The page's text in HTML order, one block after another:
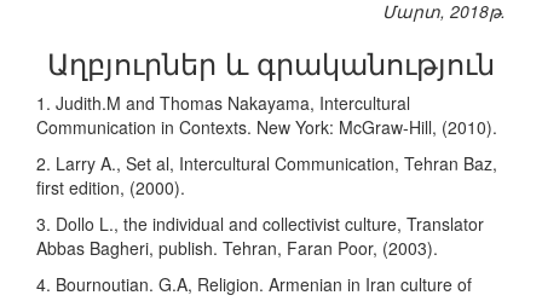
Մարտ, 2018թ.
Աղբյուրներ և գրականություն
1. Judith.M and Thomas Nakayama, Intercultural
Communication in Contexts. New York: McGraw-Hill, (2010).
2. Larry A., Set al, Intercultural Communication, Tehran Baz,
first edition, (2000).
3. Dollo L., the individual and collectivist culture, Translator
Abbas Bagheri, publish. Tehran, Faran Poor, (2003).
4. Bournoutian. G.A, Religion. Armenian in Iran culture of